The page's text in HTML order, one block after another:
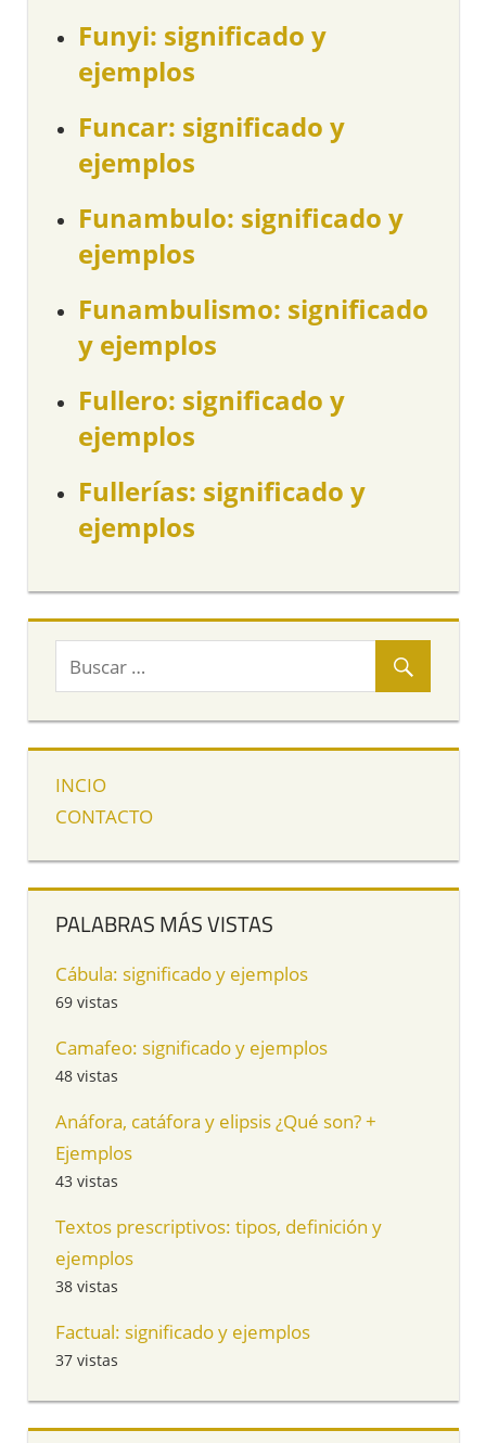
Funyi: significado y
ejemplos
Funcar: significado y
ejemplos
Funambulo: significado y
ejemplos
Funambulismo: significado
y ejemplos
Fullero: significado y
ejemplos
Fullerías: significado y
ejemplos
INCIO
CONTACTO
PALABRAS MÁS VISTAS
Cábula: significado y ejemplos
69 vistas
Camafeo: significado y ejemplos
48 vistas
Anáfora, catáfora y elipsis ¿Qué son? +
Ejemplos
43 vistas
Textos prescriptivos: tipos, definición y
ejemplos
38 vistas
Factual: significado y ejemplos
37 vistas